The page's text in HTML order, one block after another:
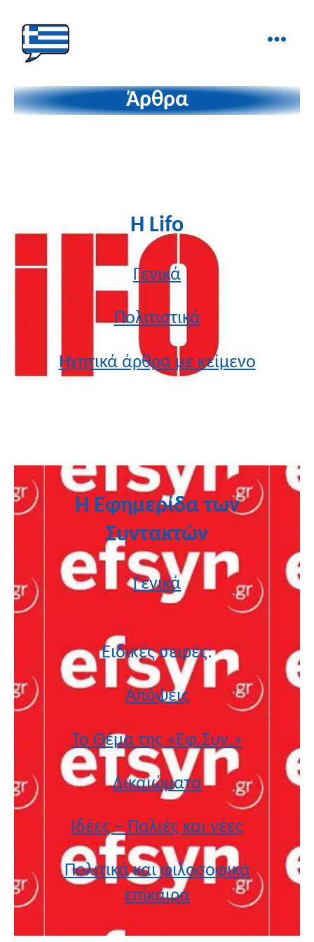
στα
Δάχτυλα!
Άρθρα
Η Lifo
Γενικά
Πολιτιστικά
Ηχητικά άρθρα με κείμενο
Η Εφημερίδα των
Συντακτών
Γενικά
Ειδικές σειρές:
Απόψεις
Το Θέμα της «Εφ.Συν.»
Δικαιώματα
Ιδέες – Παλιές και νέες
Πολιτικά και φιλοσοφικά
επίκαιρα